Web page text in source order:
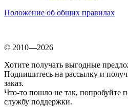
Положение об общих правилах
© 2010—2026
Хотите получать выгодные
Подпишитесь на рассылку и
заказ.
Что-то пошло не так, попробуйте
службу поддержки.